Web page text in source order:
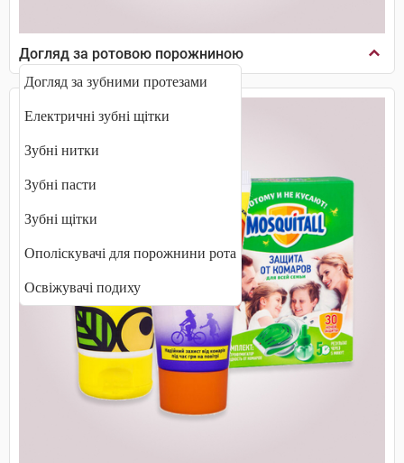
Догляд за ротовою порожниною
Догляд за зубними протезами
Електричні зубні щітки
Зубні нитки
Зубні пасти
Зубні щітки
Ополіскувачі для порожнини рота
Освіжувачі подиху